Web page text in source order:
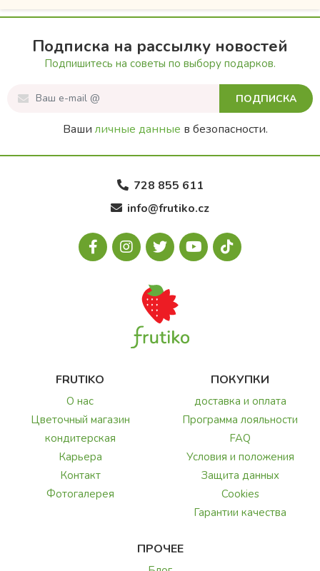
Подписка на рассылку новостей
Подпишитесь на советы по выбору подарков.
ПОДПИСКА
Ваши личные данные в безопасности.
728 855 611
info@frutiko.cz
FRUTIKO
О нас
Цветочный магазин
кондитерская
Карьера
Контакт
Фотогалерея
ПОКУПКИ
доставка и оплата
Программа лояльности
FAQ
Условия и положения
Защита данных
Cookies
Гарантии качества
ПРОЧЕЕ